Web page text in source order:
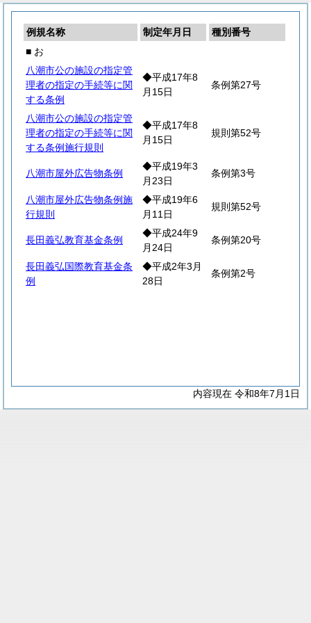
例規名称 制定年月日
種別番号
■ お
八潮市公の施設の指定管
理者の指定の手続等に関
する条例
◆平成17年8
月15日
条例第27号
八潮市公の施設の指定管
理者の指定の手続等に関
する条例施行規則
◆平成17年8
月15日
規則第52号
八潮市屋外広告物条例
◆平成19年3
月23日
条例第3号
八潮市屋外広告物条例施
行規則
◆平成19年6
月11日
規則第52号
長田義弘教育基金条例
◆平成24年9
月24日
条例第20号
長田義弘国際教育基金条
例
◆平成2年3月
28日
条例第2号
内容現在 令和8年7月1日